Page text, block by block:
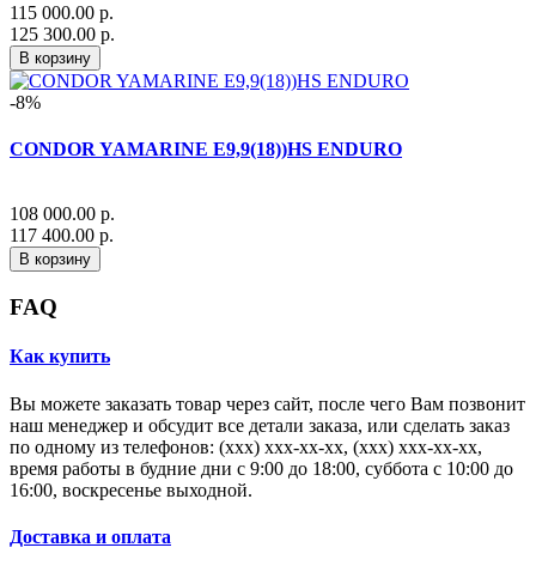
115 000.00 р.
125 300.00 р.
В корзину
-8%
CONDOR YAMARINE E9,9(18))HS ENDURO
108 000.00 р.
117 400.00 р.
В корзину
FAQ
Как купить
Вы можете заказать товар через сайт, после чего Вам позвонит
наш менеджер и обсудит все детали заказа, или сделать заказ
по одному из телефонов: (xxx) xxx-xx-xx, (xxx) xxx-xx-xx,
время работы в будние дни с 9:00 до 18:00, суббота с 10:00 до
16:00, воскресенье выходной.
Доставка и оплата